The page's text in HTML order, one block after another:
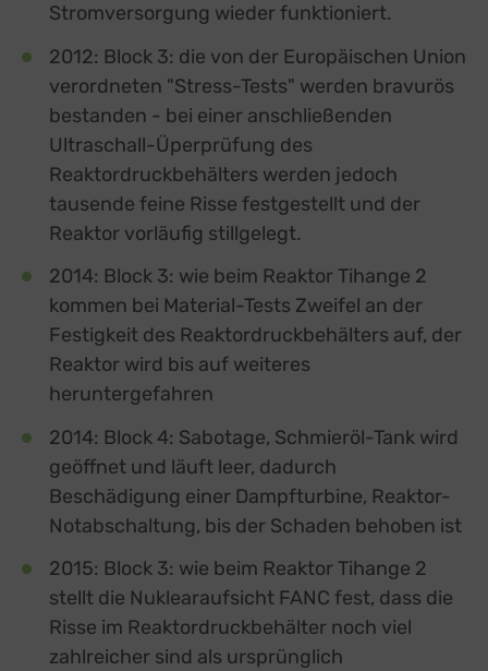
Stromversorgung wieder funktioniert.
2012: Block 3: die von der Europäischen Union
verordneten "Stress-Tests" werden bravurös
bestanden - bei einer anschließenden
Ultraschall-Üperprüfung des
Reaktordruckbehälters werden jedoch
tausende feine Risse festgestellt und der
Reaktor vorläufig stillgelegt.
2014: Block 3: wie beim Reaktor Tihange 2
kommen bei Material-Tests Zweifel an der
Festigkeit des Reaktordruckbehälters auf, der
Reaktor wird bis auf weiteres
heruntergefahren
2014: Block 4: Sabotage, Schmieröl-Tank wird
geöffnet und läuft leer, dadurch
Beschädigung einer Dampfturbine, Reaktor-
Notabschaltung, bis der Schaden behoben ist
2015: Block 3: wie beim Reaktor Tihange 2
stellt die Nuklearaufsicht FANC fest, dass die
Risse im Reaktordruckbehälter noch viel
zahlreicher sind als ursprünglich